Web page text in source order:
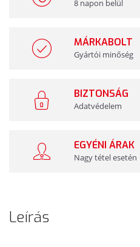
8 napon belül
MÁRKABOLT
Gyártói minőség
BIZTONSÁG
Adatvédelem
EGYÉNI ÁRAK
Nagy tétel esetén
Leírás